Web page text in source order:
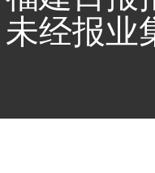
未经报业